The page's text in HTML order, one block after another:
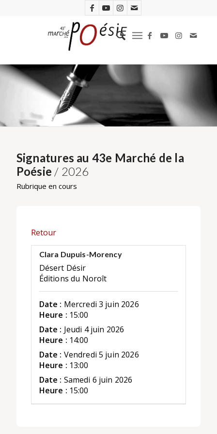
Signatures au 43e Marché de la
Poésie / 2026
Rubrique en cours
Retour
Clara Dupuis-Morency
Désert Désir
Éditions du Noroît
Date : Mercredi 3 juin 2026
Heure : 15:00
Date : Jeudi 4 juin 2026
Heure : 14:00
Date : Vendredi 5 juin 2026
Heure : 13:00
Date : Samedi 6 juin 2026
Heure : 15:00